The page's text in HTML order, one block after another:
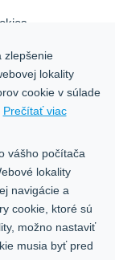
údajov
zlepšenie
lokality
cookie v súlade
Prečítať viac
vášho počítača
lokality
navigácie a
cookie, ktoré sú
možno nastaviť
musia byť pred